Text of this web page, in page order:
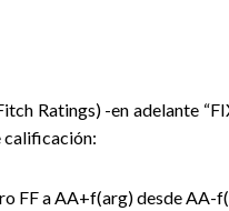
Ratings) -en adelante
calificación:
FF a AA+f(arg) desde AA-